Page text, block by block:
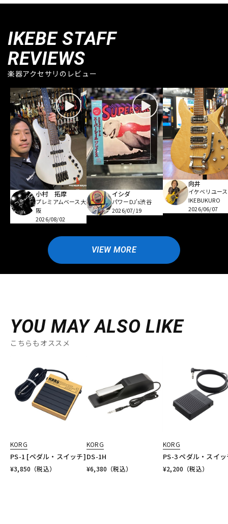
IKEBE STAFF
REVIEWS
楽器アクセサリのレビュー
小村 拓摩
プレミアムベース大
阪
2026/08/02
イシダ
パワーDJ's渋谷
2026/07/19
向井
イケベリユース
IKEBUKURO
2026/06/07
VIEW MORE
YOU MAY ALSO LIKE
こちらもオススメ
KORG
PS-1 [ペダル・スイッチ]
¥3,850 （税込）
KORG
DS-1H
¥6,380 （税込）
KORG
PS-3 ペダル・スイ
¥2,200 （税込）